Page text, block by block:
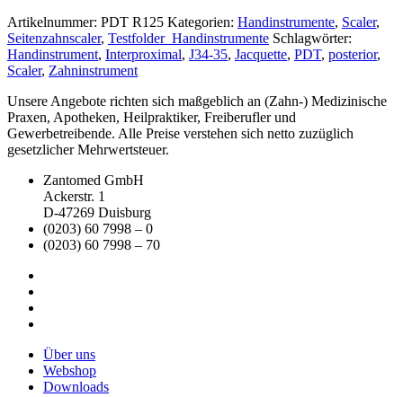
Artikelnummer: PDT R125 Kategorien: Handinstrumente, Scaler,
Seitenzahnscaler, Testfolder_Handinstrumente Schlagwörter:
Handinstrument, Interproximal, J34-35, Jacquette, PDT, posterior,
Scaler, Zahninstrument
Unsere Angebote richten sich maßgeblich an (Zahn-) Medizinische
Praxen, Apotheken, Heilpraktiker, Freiberufler und
Gewerbetreibende. Alle Preise verstehen sich netto zuzüglich
gesetzlicher Mehrwertsteuer.
Zantomed GmbH
Ackerstr. 1
D-47269 Duisburg
(0203) 60 7998 – 0
(0203) 60 7998 – 70
Über uns
Webshop
Downloads